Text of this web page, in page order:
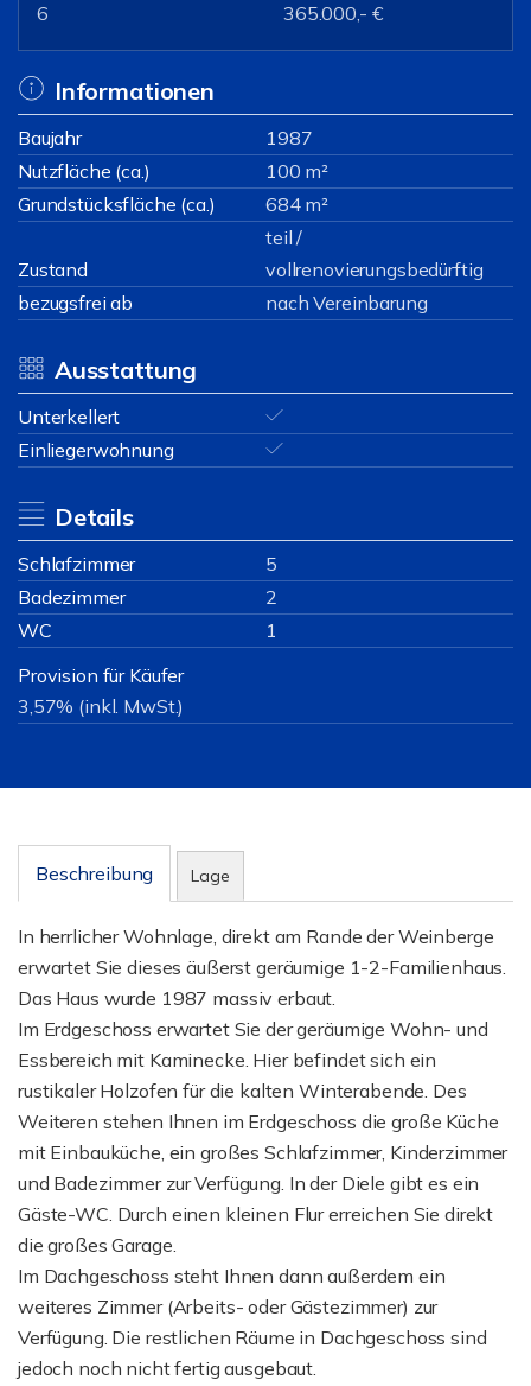
6
365.000,- €
Informationen
Baujahr
1987
Nutzfläche (ca.)
100 m²
Grundstücksfläche (ca.)
684 m²
Zustand
teil /
vollrenovierungsbedürftig
bezugsfrei ab
nach Vereinbarung
Ausstattung
Unterkellert
Einliegerwohnung
Details
Schlafzimmer
5
Badezimmer
2
WC
1
Provision für Käufer
3,57% (inkl. MwSt.)
Beschreibung Lage
In herrlicher Wohnlage, direkt am Rande der Weinberge
erwartet Sie dieses äußerst geräumige 1-2-Familienhaus.
Das Haus wurde 1987 massiv erbaut.
Im Erdgeschoss erwartet Sie der geräumige Wohn- und
Essbereich mit Kaminecke. Hier befindet sich ein
rustikaler Holzofen für die kalten Winterabende. Des
Weiteren stehen Ihnen im Erdgeschoss die große Küche
mit Einbauküche, ein großes Schlafzimmer, Kinderzimmer
und Badezimmer zur Verfügung. In der Diele gibt es ein
Gäste-WC. Durch einen kleinen Flur erreichen Sie direkt
die großes Garage.
Im Dachgeschoss steht Ihnen dann außerdem ein
weiteres Zimmer (Arbeits- oder Gästezimmer) zur
Verfügung. Die restlichen Räume in Dachgeschoss sind
jedoch noch nicht fertig ausgebaut.